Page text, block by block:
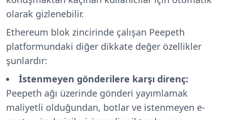
olarak gizlenebilir.
Ethereum blok zincirinde çalışan Peepeth
platformundaki diğer dikkate değer özellikler
şunlardır:
İstenmeyen gönderilere karşı direnç:
Peepeth ağı üzerinde gönderi yayımlamak
maliyetli olduğundan, botlar ve istenmeyen e-